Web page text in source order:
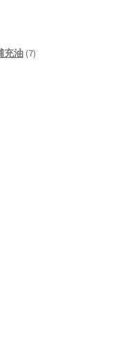
充油 77